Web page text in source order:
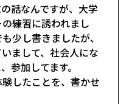
話なんですが、大学
練習に誘われまし
少し書きましたが、
まして、社会人にな
参加してます。
したことを、書かせ